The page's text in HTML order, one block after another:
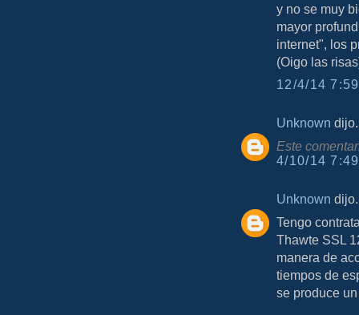
y no se muy
mayor
internet", los
(Oigo las
12/4/14
Unknown
Este
4/10/14
Unknown
Tengo
Thawte SSL
manera de
tiempos de
se produce